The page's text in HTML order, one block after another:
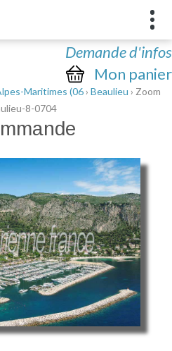
Demande d'infos
Mon panier
Maritimes (06› Beaulieu › Zoom
8-0704